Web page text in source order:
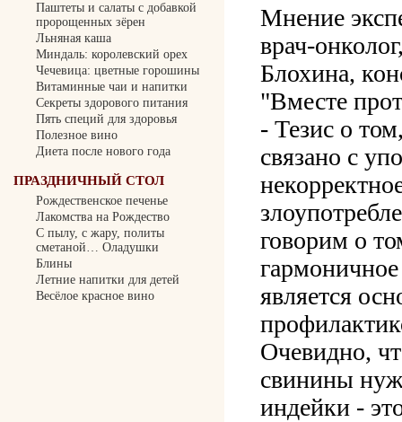
Паштеты и салаты с добавкой
пророщенных зёрен
Льняная каша
Миндаль: королевский орех
Чечевица: цветные горошины
Витаминные чаи и напитки
Секреты здорового питания
Пять специй для здоровья
Полезное вино
Диета после нового года
ПРАЗДНИЧНЫЙ СТОЛ
Рождественское печенье
Лакомства на Рождество
С пылу, с жару, политы
сметаной… Оладушки
Блины
Летние напитки для детей
Весёлое красное вино
Мнение
врач-
Блохина,
"Вместе
- Тезис о
связано с
говорим о
является
Очевидно,
свинины
индейки -